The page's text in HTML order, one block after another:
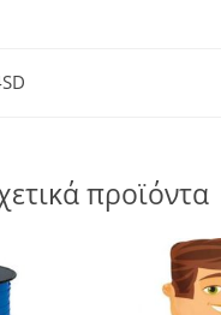
προϊόντα